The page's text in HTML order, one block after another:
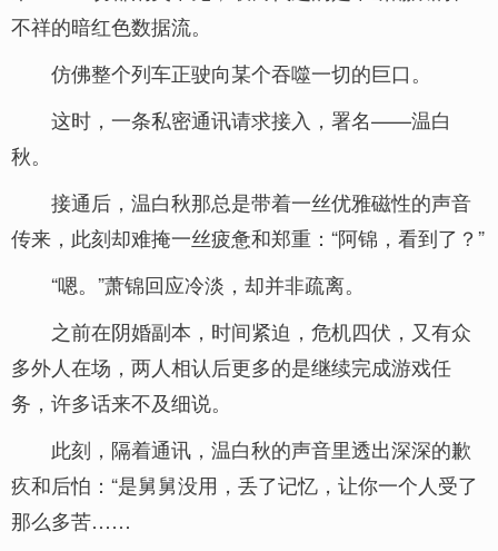
不祥的暗红色数据流。
仿佛整个列车正驶向某个吞噬一切的巨口。
这时，一条私密通讯请求接入，署名——温白
秋。
接通后，温白秋那总是带着一丝优雅磁性的声音
传来，此刻却难掩一丝疲惫和郑重：“阿锦，看到了？”
“嗯。”萧锦回应冷淡，却并非疏离。
之前在阴婚副本，时间紧迫，危机四伏，又有众
多外人在场，两人相认后更多的是继续完成游戏任
务，许多话来不及细说。
此刻，隔着通讯，温白秋的声音里透出深深的歉
疚和后怕：“是舅舅没用，丢了记忆，让你一个人受了
那么多苦……